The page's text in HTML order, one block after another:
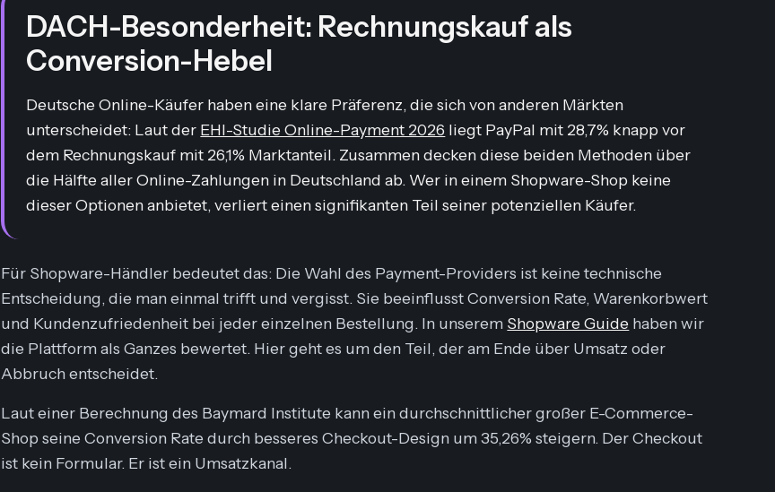
DACH-Besonderheit: Rechnungskauf als
Conversion-Hebel
Deutsche Online-Käufer haben eine klare Präferenz, die sich von anderen Märkten
unterscheidet: Laut der EHI-Studie Online-Payment 2026 liegt PayPal mit 28,7% knapp vor
dem Rechnungskauf mit 26,1% Marktanteil. Zusammen decken diese beiden Methoden über
die Hälfte aller Online-Zahlungen in Deutschland ab. Wer in einem Shopware-Shop keine
dieser Optionen anbietet, verliert einen signifikanten Teil seiner potenziellen Käufer.
Für Shopware-Händler bedeutet das: Die Wahl des Payment-Providers ist keine technische
Entscheidung, die man einmal trifft und vergisst. Sie beeinflusst Conversion Rate, Warenkorbwert
und Kundenzufriedenheit bei jeder einzelnen Bestellung. In unserem Shopware Guide haben wir
die Plattform als Ganzes bewertet. Hier geht es um den Teil, der am Ende über Umsatz oder
Abbruch entscheidet.
Laut einer Berechnung des Baymard Institute kann ein durchschnittlicher großer E-Commerce-
Shop seine Conversion Rate durch besseres Checkout-Design um 35,26% steigern. Der Checkout
ist kein Formular. Er ist ein Umsatzkanal.